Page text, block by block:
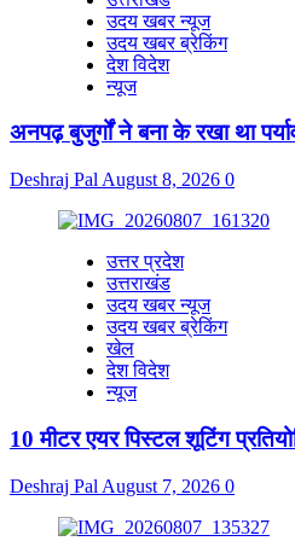
उदय खबर न्यूज
उदय खबर ब्रेकिंग
देश विदेश
न्यूज
अनपढ़ बुजुर्गों ने बना के रखा था
Deshraj Pal August 8, 2026 0
उत्तर प्रदेश
उत्तराखंड
उदय खबर न्यूज
उदय खबर ब्रेकिंग
खेल
देश विदेश
न्यूज
10 मीटर एयर पिस्टल शूटिंग
Deshraj Pal August 7, 2026 0